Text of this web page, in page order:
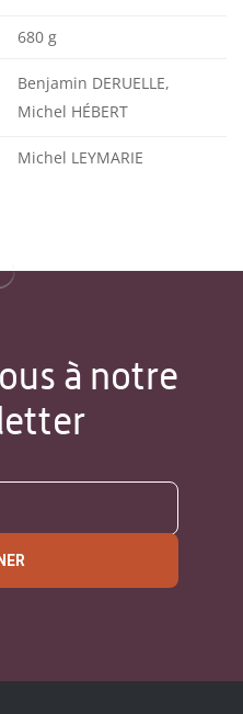
680 g
Benjamin DERUELLE,
Michel HÉBERT
Michel LEYMARIE
à notre